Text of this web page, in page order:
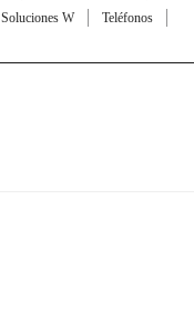
Soluciones W
Teléfonos